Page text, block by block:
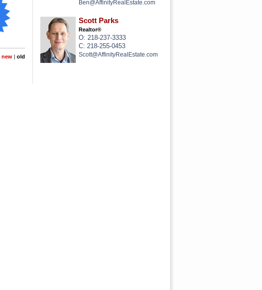
new | old
Ben@AffinityRealEstate.com
Scott Parks
Realtor®
O: 218-237-3333
C: 218-255-0453
Scott@AffinityRealEstate.com